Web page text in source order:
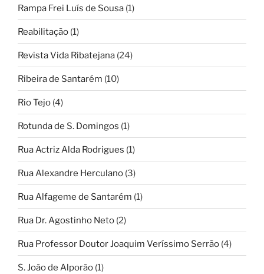
Rampa Frei Luís de Sousa (1)
Reabilitação (1)
Revista Vida Ribatejana (24)
Ribeira de Santarém (10)
Rio Tejo (4)
Rotunda de S. Domingos (1)
Rua Actriz Alda Rodrigues (1)
Rua Alexandre Herculano (3)
Rua Alfageme de Santarém (1)
Rua Dr. Agostinho Neto (2)
Rua Professor Doutor Joaquim Veríssimo Serrão (4)
S. João de Alporão (1)